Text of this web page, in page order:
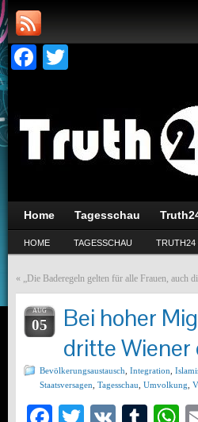
Facebook
Home Tagesschau
HOME TAGESSCHAU TRUTH24
« „Die Baderegeln gelten für alle Frauen, auch
AUG
05
Bei hoher
dritte Wiener
Bevölkerungsaustausch Integration
Staatsversagen Tagesschau Umvolkung